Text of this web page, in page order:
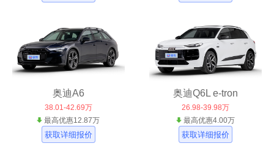
奥迪A6
38.01-42.69万
最高优惠12.87万
获取详细报价
奥迪Q6L e-tron
26.98-39.98万
最高优惠4.00万
获取详细报价